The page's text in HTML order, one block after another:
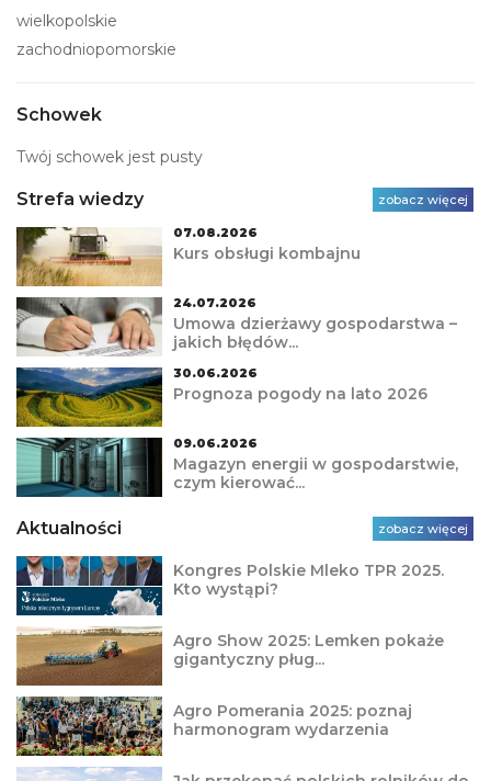
wielkopolskie
zachodniopomorskie
Schowek
Twój schowek jest pusty
Strefa wiedzy zobacz więcej
07.08.2026
Kurs obsługi kombajnu
24.07.2026
Umowa dzierżawy gospodarstwa –
jakich błędów...
30.06.2026
Prognoza pogody na lato 2026
09.06.2026
Magazyn energii w gospodarstwie,
czym kierować...
Aktualności zobacz więcej
Kongres Polskie Mleko TPR 2025.
Kto wystąpi?
Agro Show 2025: Lemken pokaże
gigantyczny pług...
Agro Pomerania 2025: poznaj
harmonogram wydarzenia